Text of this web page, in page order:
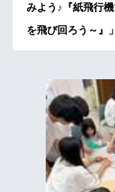
みよう♪『紙飛行
を飛び回ろう～』